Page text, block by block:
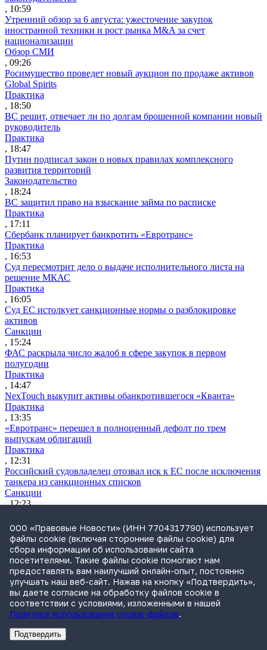
, 10:59
Утренний обзор за 6 августа: ужесточение закупок
иностранной техники и рост рынка M&A за счет
национализации
Обзор СМИ
, 09:26
Росимущество проведет новый аукцион по продаже активов
Global Spirits
Практика
, 18:50
ВС решит, отвечает ли по долгам брошенной компании новый
руководитель
Практика
, 18:47
Путин подписал закон о новых правилах комплексного
развития территорий
Законодательство
, 18:24
ВС защитил право на взыскание займа по расписке
Практика
, 17:11
Сбербанк планирует банкротить «Евротранс»
Практика
, 16:53
Суд пересмотрит дело о выдаче исполнительного листа на
решение МКАС
Практика
, 16:05
Суд ЕС истолкует санкционные нормы о разблокировке
активов
Санкции
, 15:24
ФАС раскрыла число жалоб в сфере закупок в первом
полугодии
Практика
, 14:47
NexTouch выкупит активы обанкротившегося «Кванта»
Практика
, 13:35
«Евротранс» перешел в полноценный дефолт по трем
выпускам облигаций
Практика
, 12:31
Российский судовладелец отозвал иск к ЕС после исключения
танкера из санкционных списков
Санкции
, 12:23
заемщиков
Практика
, 12:06
Самарская ККС приняла отставку главы облсуда Шилова
после проверки Генпрокуратуры
Судьи
, 11:48
ВККС открыла семь новых вакансий
Судьи
, 11:28
Власти обсуждают варианты приватизации «Сирены-Трэвел»
Практика
РекламаАдвокатское бюро Санкт-Петербурга «Вертикаль» ИНН 7841290773
ООО «Правовые Новости» (ИНН 7704317790) использует
файлы cookie (включая сторонние файлы cookie) для
сбора информации об использовании сайта
посетителями. Такие файлы cookie помогают нам
предоставлять вам наилучший онлайн-опыт, постоянно
улучшать наш веб-сайт. Нажав на кнопку «Подтвердить»,
вы даете согласие на обработку файлов cookie в
соответствии с условиями, изложенными в нашей
Политике использования cookie-файлов.
Подтвердить